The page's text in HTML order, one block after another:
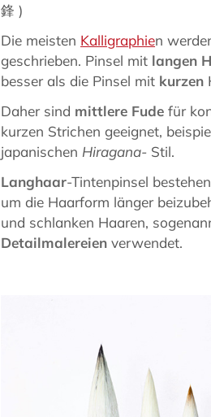
鋒 )
Die meisten Kalligraphien
geschrieben. Pinsel mit langen
besser als die Pinsel mit kurzen
Daher sind mittlere Fude für
kurzen Strichen geeignet,
japanischen Hiragana- Stil.
Langhaar-Tintenpinsel
um die Haarform länger
und schlanken Haaren,
Detailmalereien verwendet.